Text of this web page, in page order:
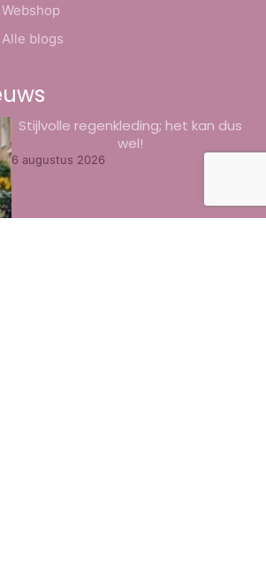
Webshop
Alle blogs
Stijlvolle regenkleding; het kan dus
wel!
6 augustus 2026